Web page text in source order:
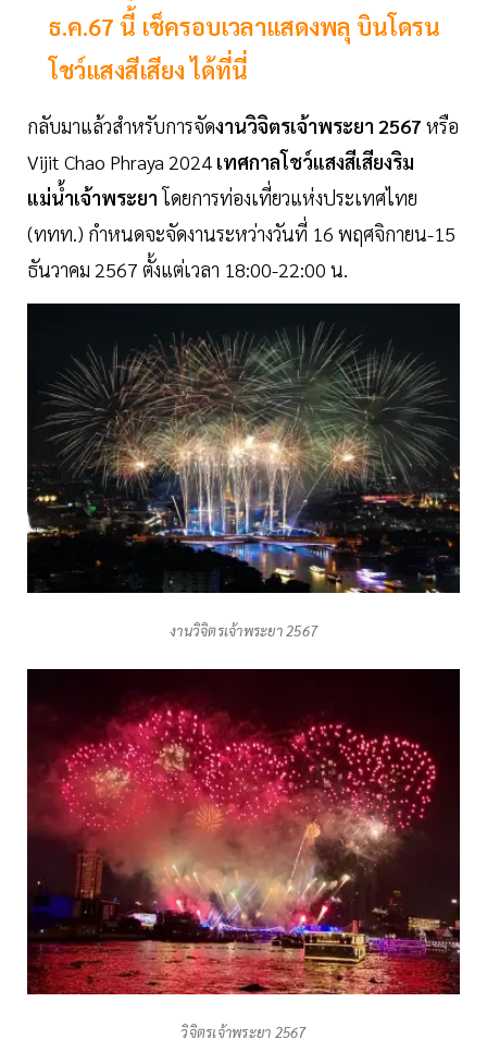
ธ.ค.67 นี้ เช็ครอบเวลาแสดงพลุ บินโดรน
โชว์แสงสีเสียง ได้ที่นี่
กลับมาแล้วสำหรับการจัดงานวิจิตรเจ้าพระยา 2567 หรือ
Vijit Chao Phraya 2024 เทศกาลโชว์แสงสีเสียงริม
แม่น้ำเจ้าพระยาโดยการท่องเที่ยวแห่งประเทศไทย
(ททท.) กำหนดจะจัดงานระหว่างวันที่ 16 พฤศจิกายน-15
ธันวาคม 2567 ตั้งแต่เวลา 18:00-22:00 น.
งานวิจิตรเจ้าพระยา 2567
วิจิตรเจ้าพระยา 2567